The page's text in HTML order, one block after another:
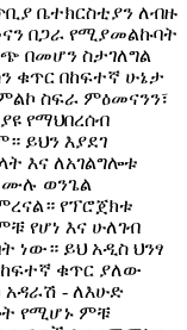
ቤተክርስቲያን ለብዙ
በጋራ የሚያመልኩባት
በመሆን ስታገለግል
ቁጥር በከፍተኛ ሁኔታ
ስፍራ ምዕመናንን፣
የማህበረሰብ
ይህን እያደገ
እና ለአገልግሎቱ
ወንጌል
የፕሮጀክቱ
የሆነ እና ሁለገብ
ነው። ይህ አዲስ ህንፃ
ቁጥር ያለው
አዳራሽ - ለእሁድ
የሚሆኑ ምቹ